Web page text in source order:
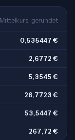
Mittelkurs, gerundet
0,535447 €
2,6772 €
5,3545 €
26,7723 €
53,5447 €
267,72 €